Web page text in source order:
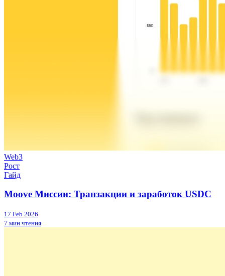
Web3
Рост
Гайд
Moove Миссии: Транзакции и заработок USDC
17 Feb 2026
7 мин чтения